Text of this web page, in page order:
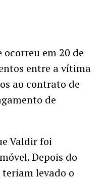
ocorreu em 20 de
entre a vítima
ao contrato de
de
Valdir foi
Depois do
teriam levado o